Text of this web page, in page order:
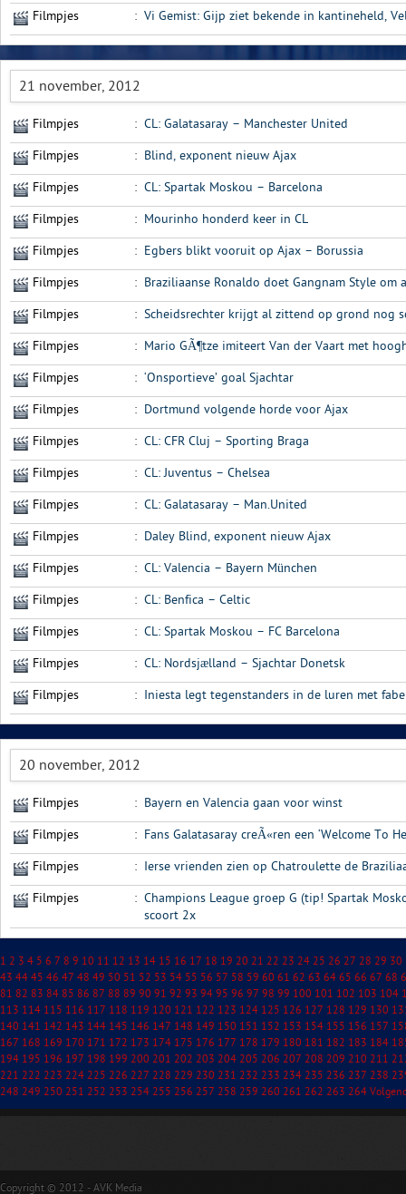
Filmpjes : Vi Gemist: Gijp ziet bekende in kantineheld,
21 november, 2012
Filmpjes : CL: Galatasaray – Manchester United
Filmpjes : Blind, exponent nieuw Ajax
Filmpjes : CL: Spartak Moskou – Barcelona
Filmpjes : Mourinho honderd keer in CL
Filmpjes : Egbers blikt vooruit op Ajax – Borussia
Filmpjes : Braziliaanse Ronaldo doet Gangnam Style om
Filmpjes : Scheidsrechter krijgt al zittend op grond nog
Filmpjes : Mario GÃ¶tze imiteert Van der Vaart met
Filmpjes : ‘Onsportieve’ goal Sjachtar
Filmpjes : Dortmund volgende horde voor Ajax
Filmpjes : CL: CFR Cluj – Sporting Braga
Filmpjes : CL: Juventus – Chelsea
Filmpjes : CL: Galatasaray – Man.United
Filmpjes : Daley Blind, exponent nieuw Ajax
Filmpjes : CL: Valencia – Bayern München
Filmpjes : CL: Benfica – Celtic
Filmpjes : CL: Spartak Moskou – FC Barcelona
Filmpjes : CL: Nordsjælland – Sjachtar Donetsk
Filmpjes : Iniesta legt tegenstanders in de luren met
20 november, 2012
Filmpjes : Bayern en Valencia gaan voor winst
Filmpjes : Fans Galatasaray creÃ«ren een ‘Welcome To
Filmpjes : Ierse vrienden zien op Chatroulette de
Filmpjes : Champions League groep G (tip! Spartak
scoort 2x
1 2 3 4 5 6 7 8 9 10 11 12 13 14 15 16 17 18 19 20 21 22 23 24 25 26 27 28 29 30
43 44 45 46 47 48 49 50 51 52 53 54 55 56 57 58 59 60 61 62 63 64 65 66 67 68
81 82 83 84 85 86 87 88 89 90 91 92 93 94 95 96 97 98 99 100 101 102 103 104
113 114 115 116 117 118 119 120 121 122 123 124 125 126 127 128 129 130
140 141 142 143 144 145 146 147 148 149 150 151 152 153 154 155 156 157
167 168 169 170 171 172 173 174 175 176 177 178 179 180 181 182 183 184
194 195 196 197 198 199 200 201 202 203 204 205 206 207 208 209 210 211
221 222 223 224 225 226 227 228 229 230 231 232 233 234 235 236 237 238
248 249 250 251 252 253 254 255 256 257 258 259 260 261 262 263 264
Copyright © 2012 - AVK Media